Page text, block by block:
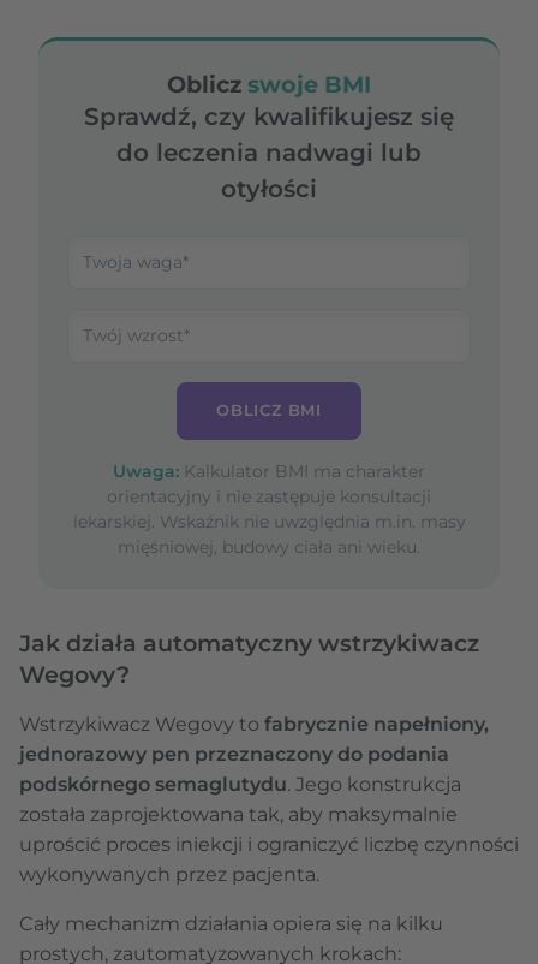
Oblicz swoje BMI
Sprawdź, czy kwalifikujesz się
do leczenia nadwagi lub
otyłości
OBLICZ BMI
Uwaga: Kalkulator BMI ma charakter
orientacyjny i nie zastępuje konsultacji
lekarskiej. Wskaźnik nie uwzględnia m.in. masy
mięśniowej, budowy ciała ani wieku.
Jak działa automatyczny wstrzykiwacz
Wegovy?
Wstrzykiwacz Wegovy to fabrycznie napełniony,
jednorazowy pen przeznaczony do podania
podskórnego semaglutydu. Jego konstrukcja
została zaprojektowana tak, aby maksymalnie
uprościć proces iniekcji i ograniczyć liczbę czynności
wykonywanych przez pacjenta.
Cały mechanizm działania opiera się na kilku
prostych, zautomatyzowanych krokach: